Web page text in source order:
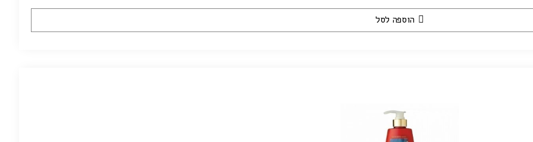
הוספה לסל